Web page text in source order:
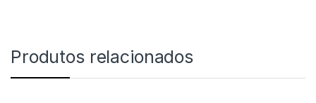
Produtos relacionados